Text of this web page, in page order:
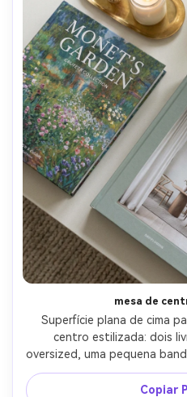
mesa de
Superfície plana de cima
centro estilizada: dois
oversized, uma pequena
palitos de fósforo, um vaso
uma tigela de cerâmica Copiar